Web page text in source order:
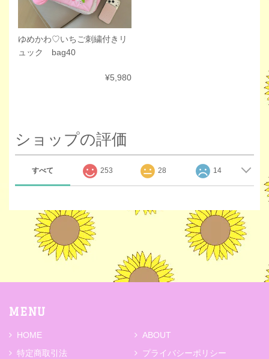
ゆめかわ♡いちご刺繍付きリ
ュック bag40
¥5,980
ショップの評価
すべて 253 28 14
MENU
HOME
ABOUT
特定商取引法
プライバシーポリシー